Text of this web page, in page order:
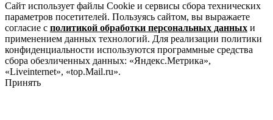
Сайт использует файлы Cookie и сервисы сбора технических
параметров посетителей. Пользуясь сайтом, вы выражаете
согласие с политикой обработки персональных данных и
применением данных технологий. Для реализации политики
конфиденциальности используются программные средства
сбора обезличенных данных: «Яндекс.Метрика»,
«Liveinternet», «top.Mail.ru».
Принять